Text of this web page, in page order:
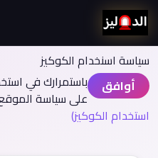
سياسة اسنخدام الكوكيز
أوافق
باستمرارك في
على سياسة
استخدام الكوكيز)